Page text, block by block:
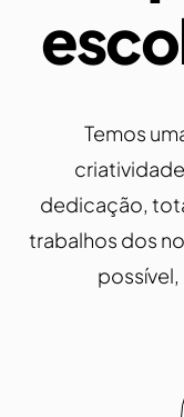
Temos
dedicação,
trabalhos dos